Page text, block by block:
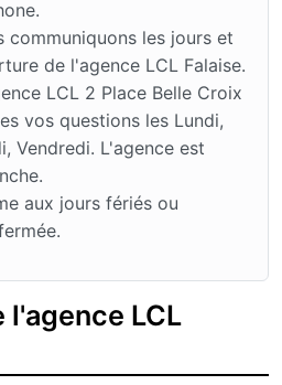
communiquons les jours et
de l'agence LCL Falaise.
LCL 2 Place Belle Croix
vos questions les Lundi,
Vendredi. L'agence est
aux jours fériés ou
l'agence LCL